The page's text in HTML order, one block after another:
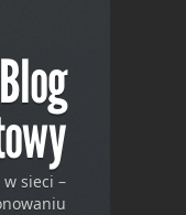
Blog
w sieci –